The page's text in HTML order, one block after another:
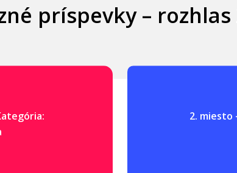
príspevky – rozhlas
2. miesto